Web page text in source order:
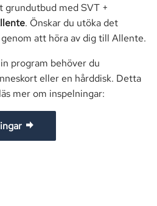
grundutbud med SVT +
. Önskar du utöka det
att höra av dig till Allente.
program behöver du
eller en hårddisk. Detta
mer om inspelningar: